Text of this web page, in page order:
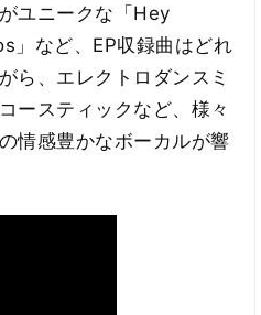
ユニークな「Hey
」など、EP収録曲はどれ
ら、エレクトロダンスミ
ースティックなど、様々
情感豊かなボーカルが響